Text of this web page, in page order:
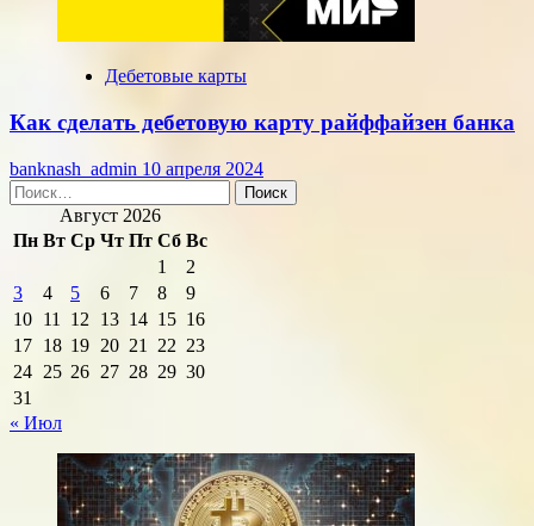
Дебетовые карты
Как сделать дебетовую карту райффайзен банка
banknash_admin 10 апреля 2024
Найти:
Август 2026
Пн Вт Ср Чт Пт Сб Вс
1
2
3
4 5 6 7 8
9
10 11 12 13 14 15 16
17 18 19 20 21 22 23
24 25 26 27 28 29 30
31
« Июл